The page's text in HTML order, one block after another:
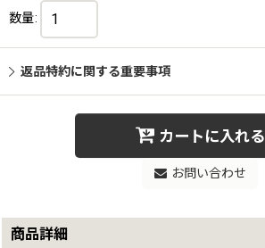
数量:
返品特約に関する重要事項
カートに入れる
お問い合わせ
商品詳細